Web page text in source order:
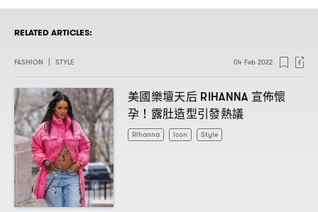
RELATED ARTICLES:
FASHION STYLE 04 Feb 2022
美國樂壇天后RIHANNA 宣佈懷
孕 ！ 露肚造型引發熱議
Rihanna icon Style